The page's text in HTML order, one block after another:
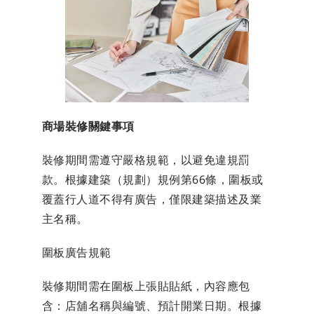
商場裝修關鍵事項
裝修期間需遵守嚴格規範，以避免違規罰
款。根據建築（規劃）規例第66條，圍板或
覆蓋行人道不得有廣告，僅限建築描述及業
主名稱。
圍板廣告規範
裝修期間需在圍板上張貼貼紙，內容應包
含：店舖名稱與編號、預計開業日期。根據